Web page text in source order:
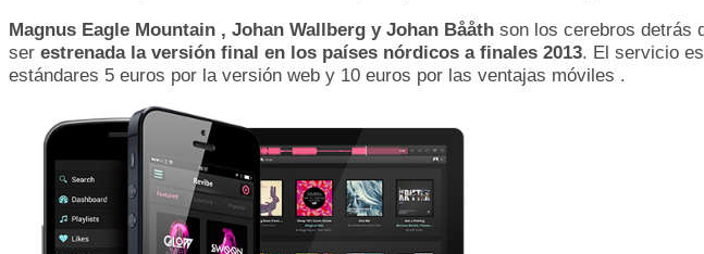
Magnus Eagle Mountain , Johan Wallberg y Johan Bååth son los cerebros detrás
ser estrenada la versión final en los países nórdicos a finales 2013. El servicio
estándares 5 euros por la versión web y 10 euros por las ventajas móviles .